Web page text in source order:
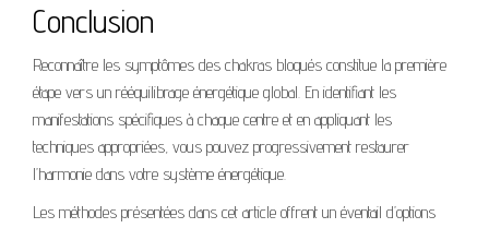
Conclusion
Reconnaître les symptômes des chakras bloqués constitue la première
étape vers un rééquilibrage énergétique global. En identifiant les
manifestations spécifiques à chaque centre et en appliquant les
techniques appropriées, vous pouvez progressivement restaurer
l’harmonie dans votre système énergétique.
Les méthodes présentées dans cet article offrent un éventail d’options